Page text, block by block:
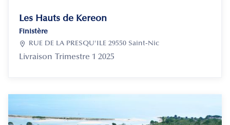
Les Hauts de Kereon
Finistère

RUE DE LA PRESQU'ILE 29550 Saint-Nic
Livraison Trimestre 1 2025